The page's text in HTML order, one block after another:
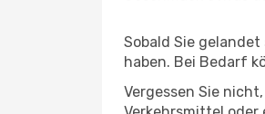
Sobald Sie
haben. Bei Bedarf
Vergessen Sie